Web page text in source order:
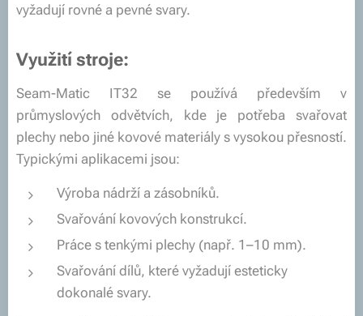
vyžadují rovné a pevné svary.
Využití stroje:
Seam-Matic IT32 se používá především v
průmyslových odvětvích, kde je potřeba svařovat
plechy nebo jiné kovové materiály s vysokou přesností.
Typickými aplikacemi jsou:
Výroba nádrží a zásobníků.
Svařování kovových konstrukcí.
Práce s tenkými plechy (např. 1–10 mm).
Svařování dílů, které vyžadují esteticky
dokonalé svary.